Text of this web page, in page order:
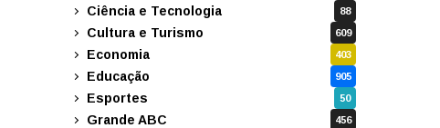
Ciência e Tecnologia 88
Cultura e Turismo 609
Economia 403
Educação 905
Esportes 50
Grande ABC 456